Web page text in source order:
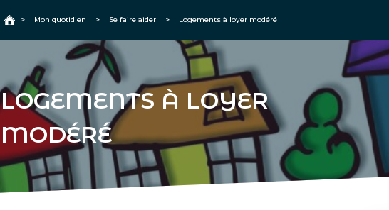
Accueil
> Mon quotidien > Se faire aider > Logements à loyer modéré
LOGEMENTS À LOYER
MODÉRÉ